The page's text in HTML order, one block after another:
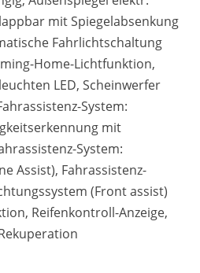
mit Spiegelabsenkung
Fahrlichtschaltung
Home-Lichtfunktion,
LED, Scheinwerfer
System:
mit
System:
Assist), Fahrassistenz-
(Front assist)
Reifenkontroll-Anzeige,